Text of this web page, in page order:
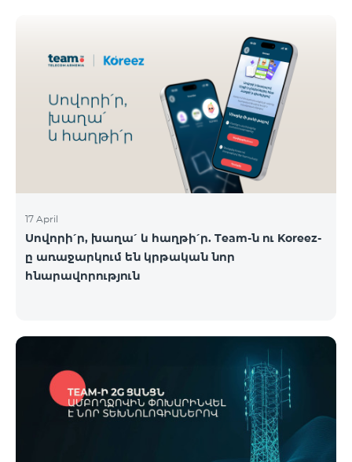
17 April
Սովորի՛ր, խաղա՛ և հաղթի՛ր. Team-ն ու Koreez-
ը առաջարկում են կրթական նոր
հնարավորություն